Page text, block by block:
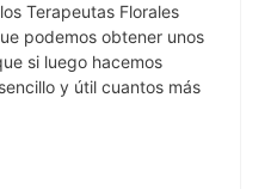
Terapeutas Florales
podemos obtener unos
si luego hacemos
y útil cuantos más